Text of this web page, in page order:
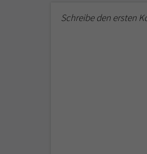
Schreibe den ersten